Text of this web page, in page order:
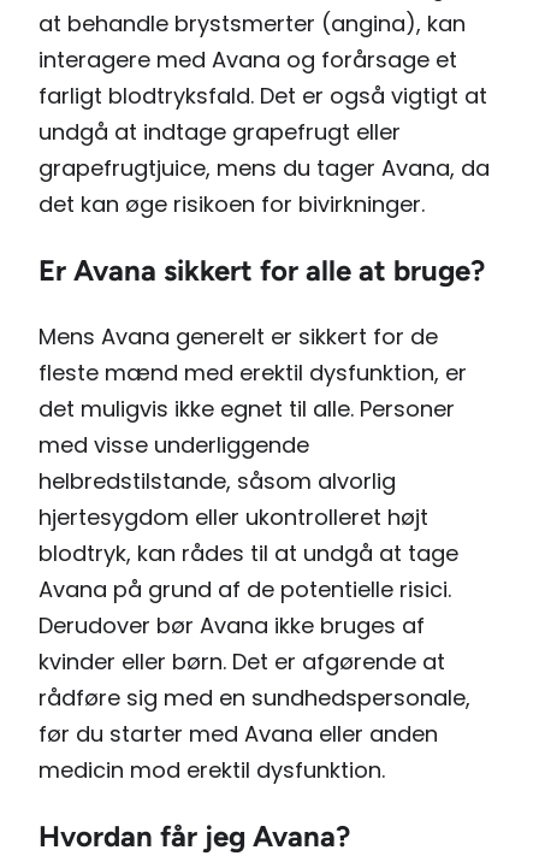
at behandle brystsmerter (angina), kan
interagere med Avana og forårsage et
farligt blodtryksfald. Det er også vigtigt at
undgå at indtage grapefrugt eller
grapefrugtjuice, mens du tager Avana, da
det kan øge risikoen for bivirkninger.
Er Avana sikkert for alle at bruge?
Mens Avana generelt er sikkert for de
fleste mænd med erektil dysfunktion, er
det muligvis ikke egnet til alle. Personer
med visse underliggende
helbredstilstande, såsom alvorlig
hjertesygdom eller ukontrolleret højt
blodtryk, kan rådes til at undgå at tage
Avana på grund af de potentielle risici.
Derudover bør Avana ikke bruges af
kvinder eller børn. Det er afgørende at
rådføre sig med en sundhedspersonale,
før du starter med Avana eller anden
medicin mod erektil dysfunktion.
Hvordan får jeg Avana?